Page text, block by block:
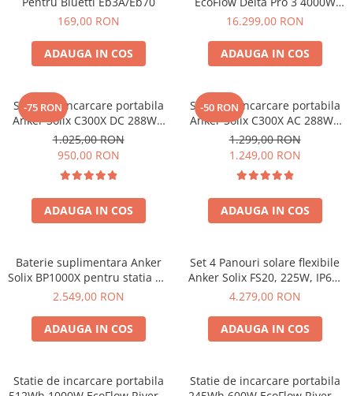
Electronice
Invertoare Tensiune
Roboti Pornire Auto
Statii de incarcare vehicule
electrice
UPS Centrale Termice
Stabilizatoare Tensiune
Scule si aparate
Instrumente de masura
Detectoare
Multimetre Portabile
Telemetre
Testere
169,00 RON
ADAUGA IN COS
4096Wh
16.299,00 RON
ADAUGA IN COS
-75 RON
Statie de incarcare portabila
Anker Solix C300X DC 288Wh
300W
1.025,00 RON
950,00 RON
ADAUGA IN COS
-50 RON
Statie de incarcare portabila
Anker Solix C300X AC 288Wh
300W
1.299,00 RON
1.249,00 RON
ADAUGA IN COS
Baterie suplimentara Anker
Solix BP1000X pentru statia de
alimentare portabila Anker
2.549,00 RON
ADAUGA IN COS
Set 4 Panouri solare flexibile
Anker Solix FS20, 225W, IP67,
Tehnologie TOPCon
4.279,00 RON
ADAUGA IN COS
Statie de incarcare portabila
Statie de incarcare portabila